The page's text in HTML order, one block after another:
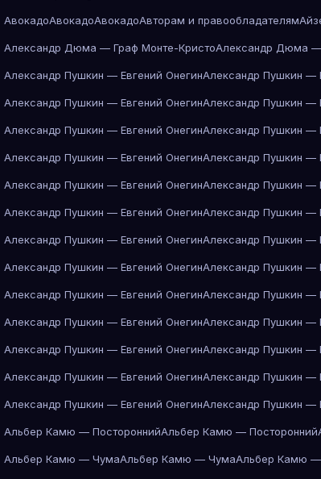
АвокадоАвокадоАвокадоАвторам и правообладателям
Александр Дюма — Граф Монте-КристоАлександр Дюма
Александр Пушкин — Евгений ОнегинАлександр Пушкин —
Александр Пушкин — Евгений ОнегинАлександр Пушкин —
Александр Пушкин — Евгений ОнегинАлександр Пушкин —
Александр Пушкин — Евгений ОнегинАлександр Пушкин —
Александр Пушкин — Евгений ОнегинАлександр Пушкин —
Александр Пушкин — Евгений ОнегинАлександр Пушкин —
Александр Пушкин — Евгений ОнегинАлександр Пушкин —
Александр Пушкин — Евгений ОнегинАлександр Пушкин —
Александр Пушкин — Евгений ОнегинАлександр Пушкин —
Александр Пушкин — Евгений ОнегинАлександр Пушкин —
Александр Пушкин — Евгений ОнегинАлександр Пушкин —
Александр Пушкин — Евгений ОнегинАлександр Пушкин —
Александр Пушкин — Евгений ОнегинАлександр Пушкин —
Альбер Камю — ПостороннийАльбер Камю — Посторонний
Альбер Камю — ЧумаАльбер Камю — ЧумаАльбер Камю